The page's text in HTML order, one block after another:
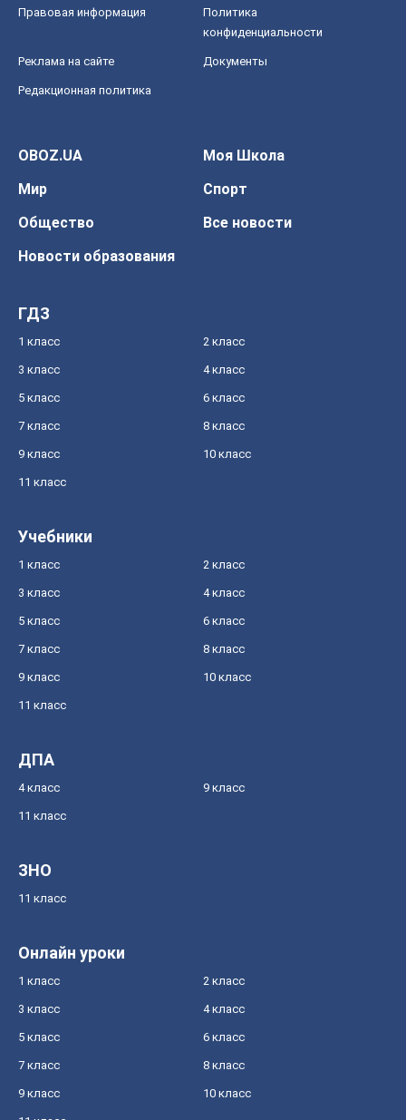
Правовая информация
Политика
конфиденциальности
Реклама на сайте Документы
Редакционная политика
OBOZ.UA
Моя Школа
Мир
Спорт
Общество
Все новости
Новости образования
ГДЗ
1 класс 2 класс
3 класс 4 класс
5 класс 6 класс
7 класс 8 класс
9 класс 10 класс
11 класс
Учебники
1 класс 2 класс
3 класс 4 класс
5 класс 6 класс
7 класс 8 класс
9 класс 10 класс
11 класс
ДПА
4 класс 9 класс
11 класс
ЗНО
11 класс
Онлайн уроки
1 класс 2 класс
3 класс 4 класс
5 класс 6 класс
7 класс 8 класс
9 класс 10 класс